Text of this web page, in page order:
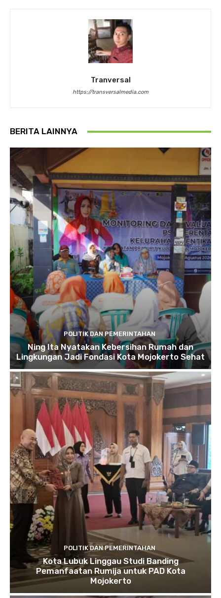
Tranversal
https://transversalmedia.com
BERITA LAINNYA
POLITIK DAN PEMERINTAHAN
Ning Ita Nyatakan Kebersihan Rumah dan
Lingkungan Jadi Fondasi Kota Mojokerto Sehat
POLITIK DAN PEMERINTAHAN
Kota Lubuk Linggau Studi Banding
Pemanfaatan Rumija untuk PAD Kota
Mojokerto